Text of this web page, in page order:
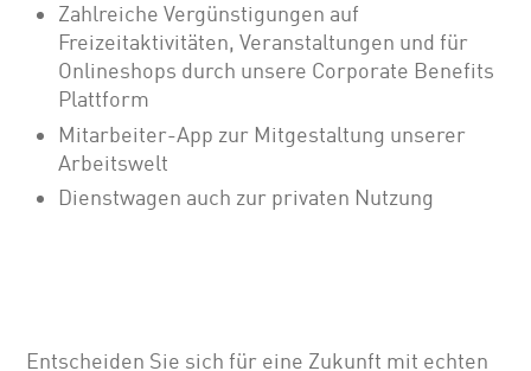
Zahlreiche Vergünstigungen auf
Freizeitaktivitäten, Veranstaltungen und für
Onlineshops durch unsere Corporate Benefits
Plattform
Mitarbeiter-App zur Mitgestaltung unserer
Arbeitswelt
Dienstwagen auch zur privaten Nutzung
Entscheiden Sie sich für eine Zukunft mit echten